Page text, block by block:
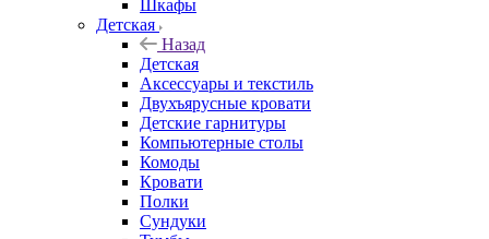
Шкафы
Детская
Назад
Детская
Аксессуары и текстиль
Двухъярусные кровати
Детские гарнитуры
Компьютерные столы
Комоды
Кровати
Полки
Сундуки